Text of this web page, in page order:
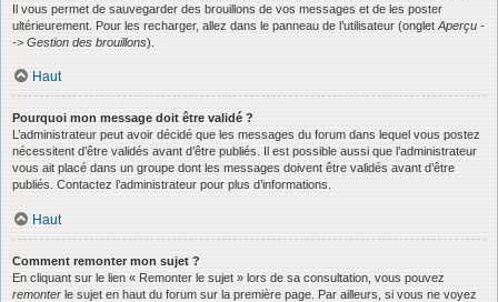
Il vous permet de sauvegarder des brouillons de vos messages et de les poster
ultérieurement. Pour les recharger, allez dans le panneau de l’utilisateur (onglet Aperçu -
-> Gestion des brouillons).
Haut
Pourquoi mon message doit être validé ?
L’administrateur peut avoir décidé que les messages du forum dans lequel vous postez
nécessitent d’être validés avant d’être publiés. Il est possible aussi que l’administrateur
vous ait placé dans un groupe dont les messages doivent être validés avant d’être
publiés. Contactez l’administrateur pour plus d’informations.
Haut
Comment remonter mon sujet ?
En cliquant sur le lien « Remonter le sujet » lors de sa consultation, vous pouvez
remonter le sujet en haut du forum sur la première page. Par ailleurs, si vous ne voyez